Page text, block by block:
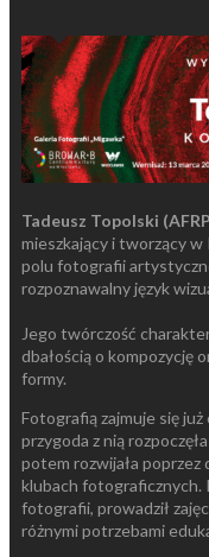
Tadeusz Topolski
mieszkający i tworzący
polu fotografii
rozpoznawalny język
Jego twórczość
dbałością o kompozycję
formy.
Fotografią zajmuje się
przygoda z nią
potem rozwijała poprzez
klubach fotograficznych.
fotografii, prowadził
różnymi potrzebami